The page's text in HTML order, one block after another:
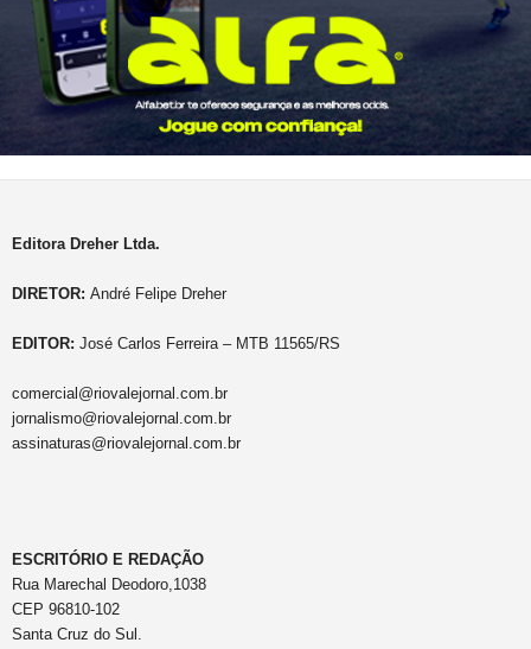
Editora Dreher Ltda.
DIRETOR: André Felipe Dreher
EDITOR: José Carlos Ferreira – MTB 11565/RS
comercial@riovalejornal.com.br
jornalismo@riovalejornal.com.br
assinaturas@riovalejornal.com.br
ESCRITÓRIO E REDAÇÃO
Rua Marechal Deodoro,1038
CEP 96810-102
Santa Cruz do Sul.